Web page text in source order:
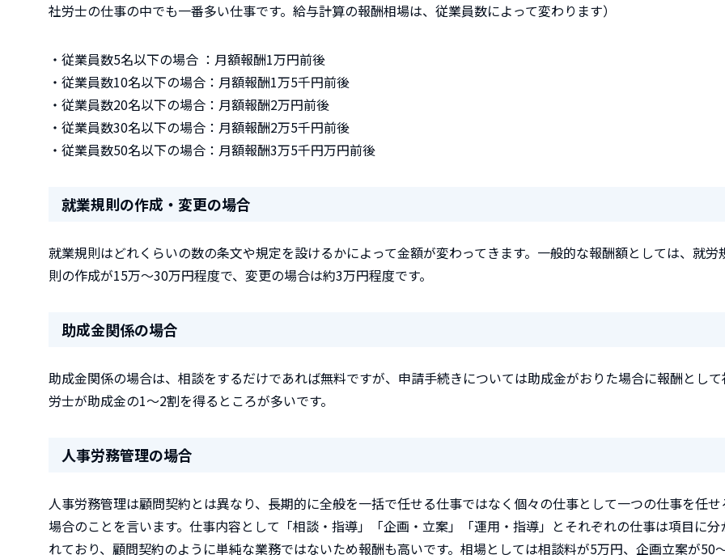
社労士の仕事の中でも一番多い仕事です。給与計算の報酬相場は、従業員数によって変わります）
・従業員数5名以下の場合 ：月額報酬1万円前後
・従業員数10名以下の場合：月額報酬1万5千円前後
・従業員数20名以下の場合：月額報酬2万円前後
・従業員数30名以下の場合：月額報酬2万5千円前後
・従業員数50名以下の場合：月額報酬3万5千円万円前後
就業規則の作成・変更の場合
就業規則はどれくらいの数の条文や規定を設けるかによって金額が変わってきます。一般的な報酬額としては、就労
則の作成が15万～30万円程度で、変更の場合は約3万円程度です。
助成金関係の場合
助成金関係の場合は、相談をするだけであれば無料ですが、申請手続きについては助成金がおりた場合に報酬とし
労士が助成金の1～2割を得るところが多いです。
人事労務管理の場合
人事労務管理は顧問契約とは異なり、長期的に全般を一括で任せる仕事ではなく個々の仕事として一つの仕事を任せ
場合のことを言います。仕事内容として「相談・指導」「企画・立案」「運用・指導」とそれぞれの仕事は項目に分
れており、顧問契約のように単純な業務ではないため報酬も高いです。相場としては相談料が5万円、企画立案が50